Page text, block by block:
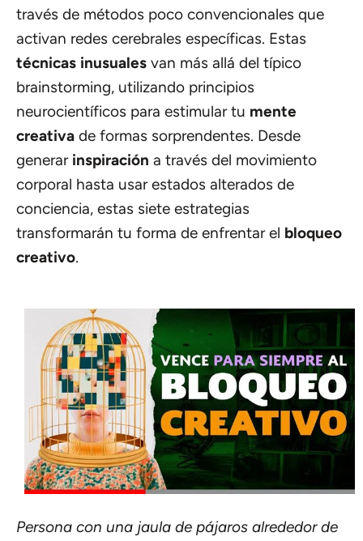
través de métodos poco convencionales que
activan redes cerebrales específicas. Estas
técnicas inusuales van más allá del típico
brainstorming, utilizando principios
neurocientíficos para estimular tu mente
creativa de formas sorprendentes. Desde
generar inspiración a través del movimiento
corporal hasta usar estados alterados de
conciencia, estas siete estrategias
transformarán tu forma de enfrentar el bloqueo
creativo.
Persona con una jaula de pájaros alrededor de